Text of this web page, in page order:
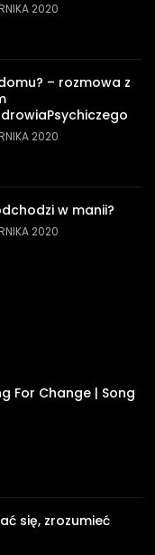
2020
– rozmowa z
2020
w manii?
2020
For Change | Song
się, zrozumieć